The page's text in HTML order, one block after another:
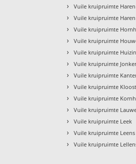
› Vuile kruipruimte
› Vuile kruipruimte
› Vuile kruipruimte
› Vuile kruipruimte
› Vuile kruipruimte
› Vuile kruipruimte
› Vuile kruipruimte
› Vuile kruipruimte
› Vuile kruipruimte
› Vuile kruipruimte
› Vuile kruipruimte Leek
› Vuile kruipruimte Leens
› Vuile kruipruimte